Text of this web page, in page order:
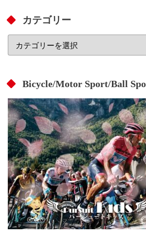
カテゴリー
Bicycle/Motor Sport/Ball